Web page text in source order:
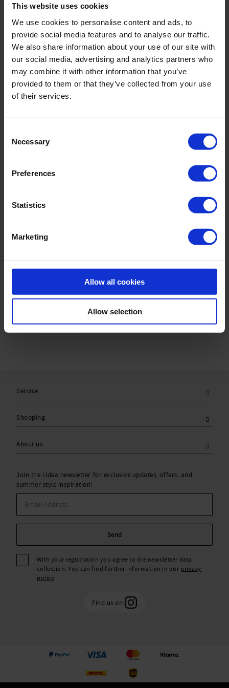
This website uses cookies
We use cookies to personalise content and ads, to
provide social media features and to analyse our traffic.
We also share information about your use of our site with
our social media, advertising and analytics partners who
may combine it with other information that you’ve
provided to them or that they’ve collected from your use
of their services.
Selection
Necessary
Preferences
Statistics
Marketing
Allow all cookies
Allow selection
Product Details
Description:
Charmline ist "Pioneer in Shapewear" und lässt ihre Figur bis zu einer
funktionale Schnitte, damit sie sich am Strand und im Schwimmbad
richtig wohlfühlen können. Federleichte Paspeln in Weiß teilen die
Shaping-Effekte. Figur optimierende Akzente auf Taille und Dekolleté
interpretieren den maritimen Stil auf dezente Weise. Der paspelierte
verschlankt den gesamten Oberkörper. Integrierte Schaumschalen
sorgen für festen Halt.
Material:
Upper: 80% Polyamid,20% Elasthan
Service
Shopping
About us
Join the Lidea newsletter for exclusive updates, offers, and
summer style inspiration!
Send
With your registration you agree to the newsletter data
collection. You can find further information in our privacy
policy.
Find us on: